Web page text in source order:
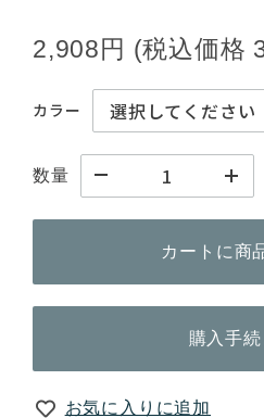
2,908円 (税込価格
カラー
数量
カートに商
購入手
お気に入りに追加